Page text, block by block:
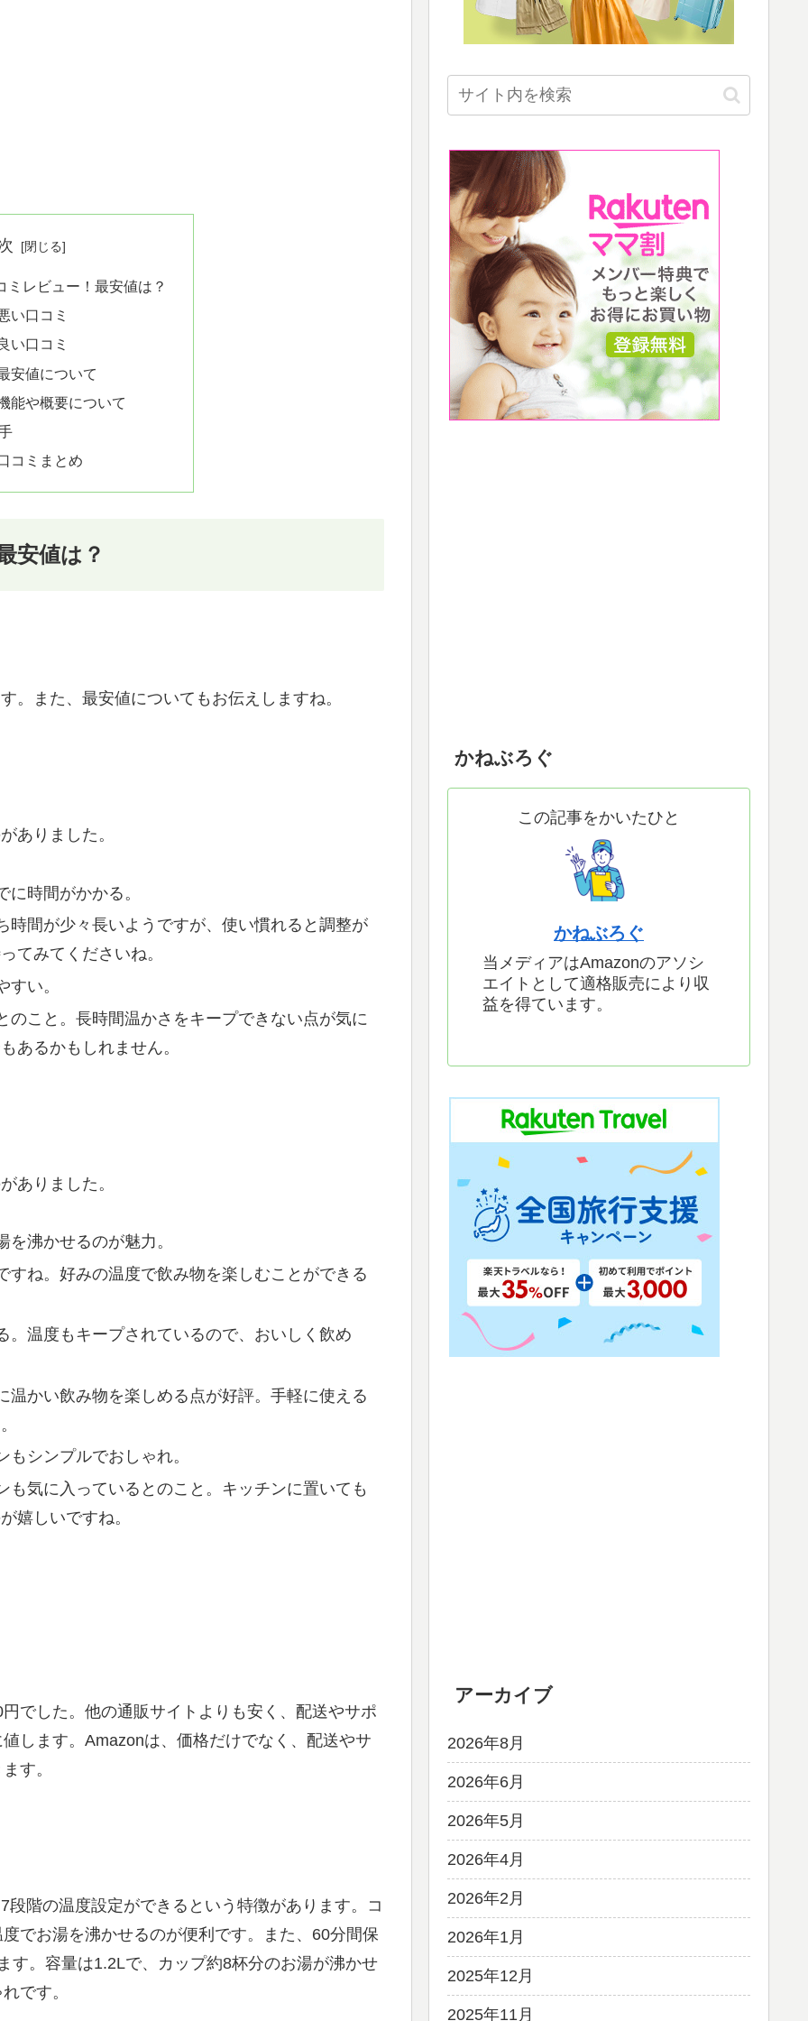
ミレビュー！最安値は？
い口コミ
い口コミ
安値について
能や概要について
コミまとめ
安値は？
。また、最安値についてもお伝えしますね。
ありました。
時間がかかる。
間が少々長いようですが、使い慣れると調整が
てみてくださいね。
い。
こと。長時間温かさをキープできない点が気に
あるかもしれません。
ありました。
沸かせるのが魅力。
ね。好みの温度で飲み物を楽しむことができる
温度もキープされているので、おいしく飲め
かい飲み物を楽しめる点が好評。手軽に使える
シンプルでおしゃれ。
気に入っているとのこと。キッチンに置いても
嬉しいですね。
でした。他の通販サイトよりも安く、配送やサポ
します。Amazonは、価格だけでなく、配送やサ
す。
階の温度設定ができるという特徴があります。コ
でお湯を沸かせるのが便利です。また、60分間保
す。容量は1.2Lで、カップ約8杯分のお湯が沸かせ
です。
かねぶろぐ
この記事をかいたひと
かねぶろぐ
当メディアはAmazonのアソシ
エイトとして適格販売により収
益を得ています。
アーカイブ
2026年8月
2026年6月
2026年5月
2026年4月
2026年2月
2026年1月
2025年12月
2025年11月